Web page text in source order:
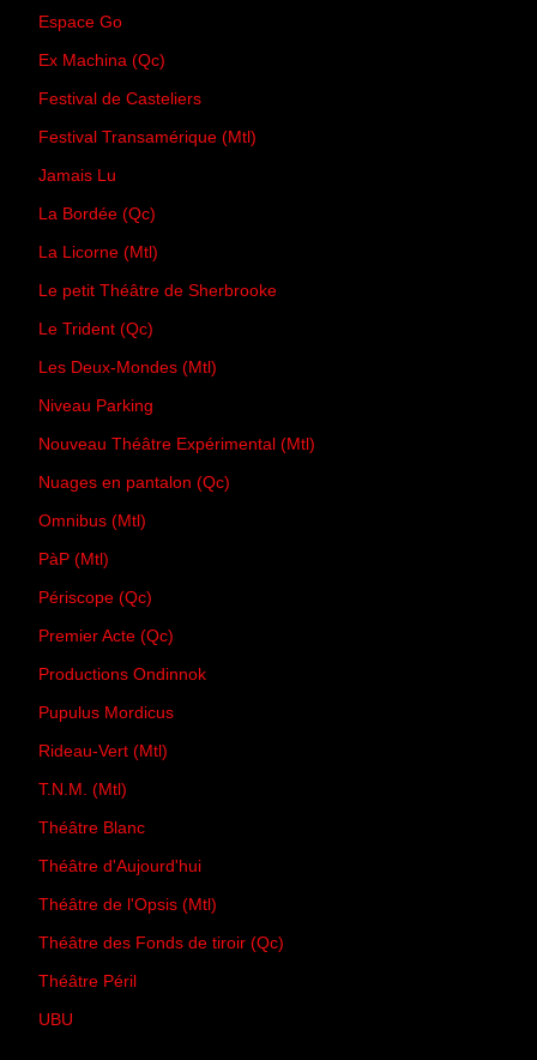
Espace Go
Ex Machina (Qc)
Festival de Casteliers
Festival Transamérique (Mtl)
Jamais Lu
La Bordée (Qc)
La Licorne (Mtl)
Le petit Théâtre de Sherbrooke
Le Trident (Qc)
Les Deux-Mondes (Mtl)
Niveau Parking
Nouveau Théâtre Expérimental (Mtl)
Nuages en pantalon (Qc)
Omnibus (Mtl)
PàP (Mtl)
Périscope (Qc)
Premier Acte (Qc)
Productions Ondinnok
Pupulus Mordicus
Rideau-Vert (Mtl)
T.N.M. (Mtl)
Théâtre Blanc
Théâtre d'Aujourd'hui
Théâtre de l'Opsis (Mtl)
Théâtre des Fonds de tiroir (Qc)
Théâtre Péril
UBU